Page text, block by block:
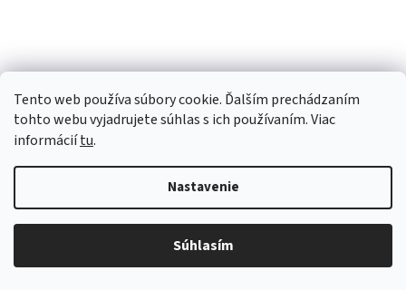
Tento web používa súbory cookie. Ďalším prechádzaním
tohto webu vyjadrujete súhlas s ich používaním. Viac
informáciítu.
Nastavenie
Súhlasím
Gumáky Luna 0220 C červené